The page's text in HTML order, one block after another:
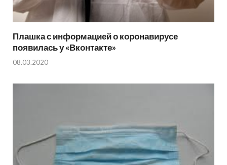
Плашка с информацией о коронавирусе
появилась у «Вконтакте»
08.03.2020